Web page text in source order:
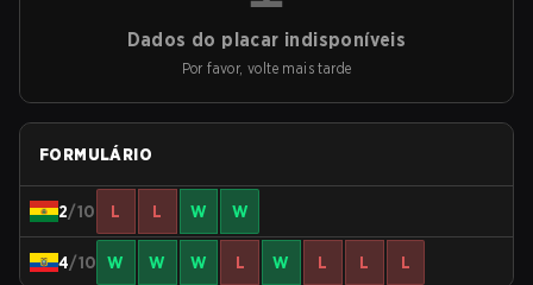
Dados do placar indisponíveis
Por favor, volte mais tarde
FORMULÁRIO
2/10 L L W W
4/10 W W W L W L L L